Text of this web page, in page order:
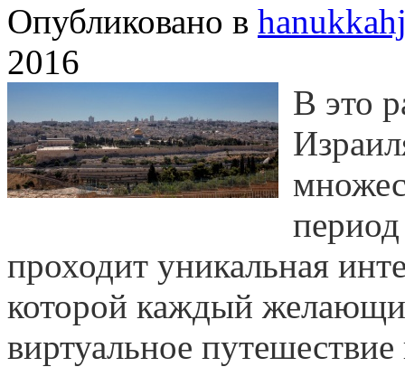
Опубликовано в
2016
В это
проходит уникальная
которой каждый
виртуальное